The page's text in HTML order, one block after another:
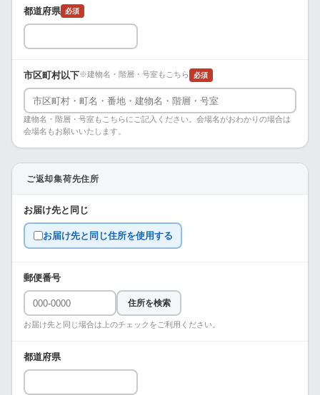
都道府県 必須
市区町村以下※建物名・階層・号室もこちら 必須
建物名・階層・号室もこちらにご記入ください。会場名がおわかりの場合は
会場名もお願いいたします。
ご返却集荷先住所
お届け先と同じ
お届け先と同じ住所を使用する
郵便番号
住所を検索
お届け先と同じ場合は上のチェックをご利用ください。
都道府県